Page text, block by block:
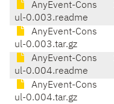
AnyEvent-Cons
ul-0.003.readme
AnyEvent-Cons
ul-0.003.tar.gz
AnyEvent-Cons
ul-0.004.readme
AnyEvent-Cons
ul-0.004.tar.gz